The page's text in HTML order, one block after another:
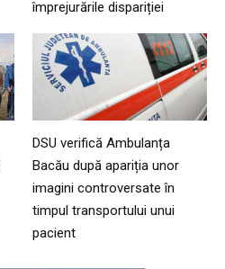
împrejurările dispariției
DSU verifică Ambulanța
Bacău după apariția unor
imagini controversate în
timpul transportului unui
pacient